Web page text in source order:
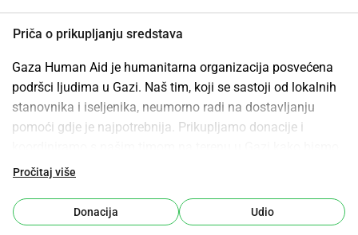
Priča o prikupljanju sredstava
Gaza Human Aid je humanitarna organizacija posvećena
podršci ljudima u Gazi. Naš tim, koji se sastoji od lokalnih
stanovnika i iseljenika, neumorno radi na dostavljanju
pomoći gdje je najpotrebnija. Prikupljamo donacije i
osigurali učinkovitu i djelotvornu distribuciju resursa prema
Naša misija je sveobuhvatna: nastojimo pomoći svakom
Pročitaj više
Donacija Udio